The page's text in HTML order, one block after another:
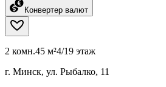
Конвертер валют
2 комн.45 м²4/19 этаж
г. Минск, ул. Рыбалко, 11